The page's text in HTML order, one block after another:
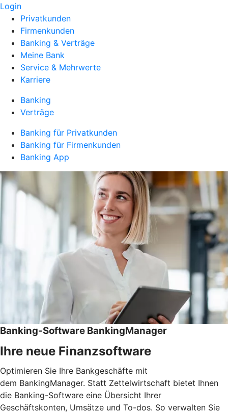
Login
Privatkunden
Firmenkunden
Banking & Verträge
Meine Bank
Service & Mehrwerte
Karriere
Banking
Verträge
Banking für Privatkunden
Banking für Firmenkunden
Banking App
Banking-Software BankingManager
Ihre neue Finanzsoftware
Optimieren Sie Ihre Bankgeschäfte mit
dem BankingManager. Statt Zettelwirtschaft bietet Ihnen
die Banking-Software eine Übersicht Ihrer
Geschäftskonten, Umsätze und To-dos. So verwalten Sie